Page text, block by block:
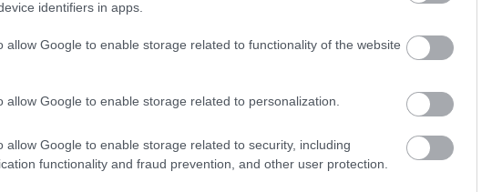
identifiers in apps.
allow Google to enable storage related to functionality of the website
allow Google to enable storage related to personalization.
allow Google to enable storage related to security, including
functionality and fraud prevention, and other user protection.